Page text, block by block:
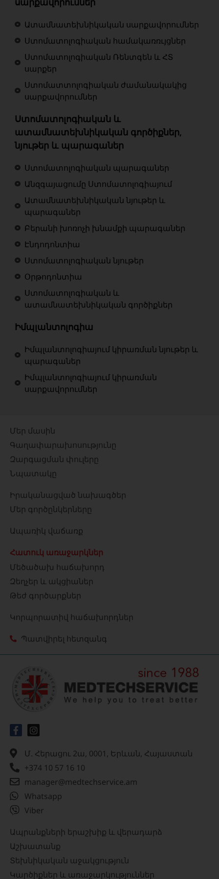
Ատամնատեխնիկական սարքավորումներ
Ստոմատոլոգիական համակառռւյցներ
Ստոմատոլոգիական Ռենտգեն և ՀՏ
սարքեր
Ստոմատտոլոգիական ժամանակակից
սարքավորումներ
Ստոմատոլոգիական և
ատամնատեխնիկական գործիքներ,
նյութեր և պարագաներ
Ստոմատոլոգիական պարագաներ
Անզգայացումը Ստոմատոլոգիայում
Ատամնատեխնիկական նյութեր և
պարագաներ
Բերանի խոռոչի խնամքի պարագաներ
Էնդոդոնտիա
Ստոմատոլոգիական նյութեր
Օրթոդոնտիա
Ստոմատոլոգիական և
ատամնատեխնիկական գործիքներ
Իմպլանտոլոգիա
Իմպլանտոլոգիայում կիրառման նյութեր և
պարագաներ
Իմպլանտոլոգիայում կիրառման
սարքավորումներ
Մեր մասին
Գաղափարախոսությունը
Զարգացման փուլերը
Նպատակը
Իրականացված նախագծեր
Մեր գործընկերները
Ապառիկ վաճառք
Հատուկ առաջարկներ
Մեծածախ հաճախորդ
Զեղչեր և ակցիաներ
Թեժ գործարքներ
Կորպորատիվ հաճախորդներ
Պատվիրել հետզանգ
Մ. Հերացու 2ա, 0001, Երևան, Հայաստան
+374 10 57 16 10
manager@medtechservice.am
Whatsapp
Viber
Ապրանքների երաշխիք և վերադարձ
Աշխատանք
Տեխնիկական աջակցություն
Կարծիքներ և առաջարկություններ